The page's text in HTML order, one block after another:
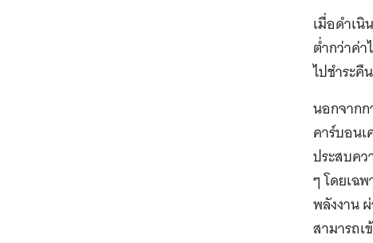
เมื่อดำเนิ
ต่ำกว่าค่
ไปชำระคื
นอกจากก
คาร์บอนเ
ประสบคว
ๆ โดยเฉ
พลังงาน
สามารถเ